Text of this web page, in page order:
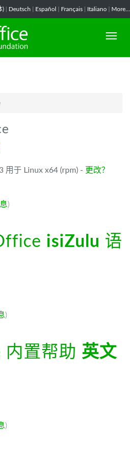
) Deutsch Español Français Italiano More...
用于 Linux x64 (rpm) - 更改？
)
isiZulu 语
)
内置帮助 英文
)